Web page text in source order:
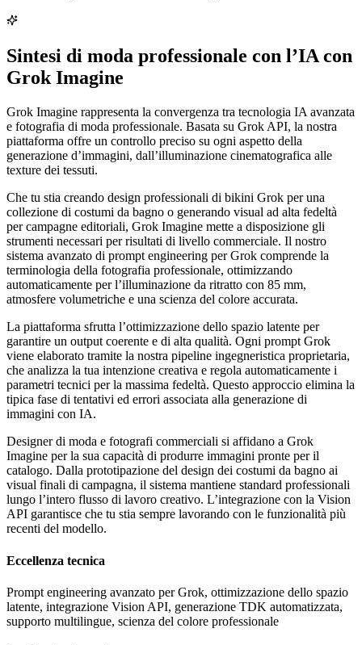
Sintesi di moda professionale con l’IA con
Grok Imagine
Grok Imagine rappresenta la convergenza tra tecnologia IA avanzata
e fotografia di moda professionale. Basata su Grok API, la nostra
piattaforma offre un controllo preciso su ogni aspetto della
generazione d’immagini, dall’illuminazione cinematografica alle
texture dei tessuti.
Che tu stia creando design professionali di bikini Grok per una
collezione di costumi da bagno o generando visual ad alta fedeltà
per campagne editoriali, Grok Imagine mette a disposizione gli
strumenti necessari per risultati di livello commerciale. Il nostro
sistema avanzato di prompt engineering per Grok comprende la
terminologia della fotografia professionale, ottimizzando
automaticamente per l’illuminazione da ritratto con 85 mm,
atmosfere volumetriche e una scienza del colore accurata.
La piattaforma sfrutta l’ottimizzazione dello spazio latente per
garantire un output coerente e di alta qualità. Ogni prompt Grok
viene elaborato tramite la nostra pipeline ingegneristica proprietaria,
che analizza la tua intenzione creativa e regola automaticamente i
parametri tecnici per la massima fedeltà. Questo approccio elimina la
tipica fase di tentativi ed errori associata alla generazione di
immagini con IA.
Designer di moda e fotografi commerciali si affidano a Grok
Imagine per la sua capacità di produrre immagini pronte per il
catalogo. Dalla prototipazione del design dei costumi da bagno ai
visual finali di campagna, il sistema mantiene standard professionali
lungo l’intero flusso di lavoro creativo. L’integrazione con la Vision
API garantisce che tu stia sempre lavorando con le funzionalità più
recenti del modello.
Eccellenza tecnica
Prompt engineering avanzato per Grok, ottimizzazione dello spazio
latente, integrazione Vision API, generazione TDK automatizzata,
supporto multilingue, scienza del colore professionale